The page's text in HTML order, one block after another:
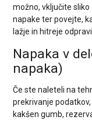
možno, vključite
napake ter povejte,
lažje in hitreje
Napaka v
napaka)
Če ste naleteli na
prekrivanje
kakšen gumb,